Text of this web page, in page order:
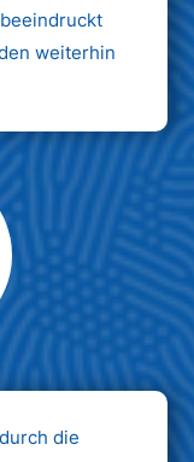
weiterhin
die